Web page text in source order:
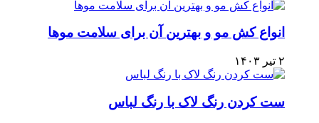
انواع کش مو و بهترین آن برای سلامت موها
۲ تیر ۱۴۰۳
ست کردن رنگ لاک با رنگ لباس